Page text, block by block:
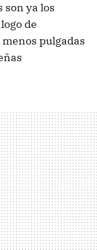
son ya los
de
pulgadas